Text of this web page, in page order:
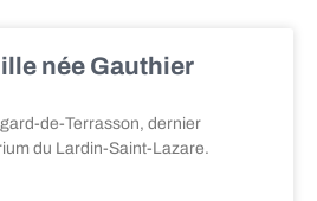
née Gauthier
de-Terrasson, dernier
du Lardin-Saint-Lazare.